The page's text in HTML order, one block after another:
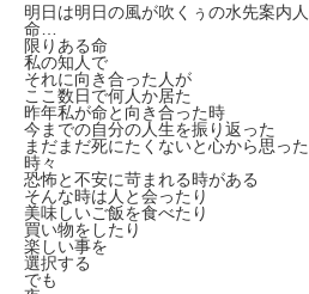
明日は明日の風が吹くぅの水先案内
命…
限りある命
私の知人で
それに向き合った人が
ここ数日で何人か居た
昨年私が命と向き合った時
今までの自分の人生を振り返った
まだまだ死にたくないと心から思っ
時々
恐怖と不安に苛まれる時がある
そんな時は人と会ったり
美味しいご飯を食べたり
買い物をしたり
楽しい事を
選択する
でも